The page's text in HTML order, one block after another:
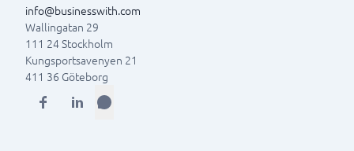
info@businesswith.com
Wallingatan 29
111 24Stockholm
Kungsportsavenyen 21
411 36 Göteborg